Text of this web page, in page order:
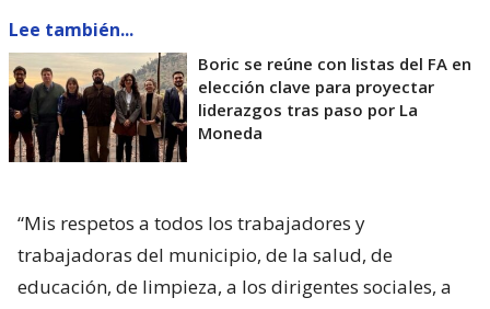
Lee también...
Boric se reúne con listas del FA en
elección clave para proyectar
liderazgos tras paso por La
Moneda
“Mis respetos a todos los trabajadores y
trabajadoras del municipio, de la salud, de
educación, de limpieza, a los dirigentes sociales, a